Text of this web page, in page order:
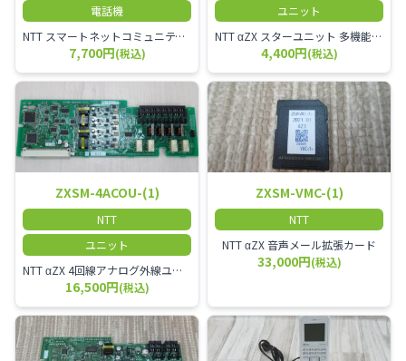
電話機
NTT スマートネットコミュニティαZX 24ボタンスター標準電話機
7,700円(税込)
ユニット
NTT αZX スターユニット 多機能電話機ユニット
4,400円(税込)
ZXSM-4ACOU-(1)
NTT
ユニット
NTT αZX 4回線アナログ外線ユニット アナログ4ch収容ユニット
16,500円(税込)
ZXSM-VMC-(1)
NTT
NTT αZX 音声メール拡張カード
33,000円(税込)